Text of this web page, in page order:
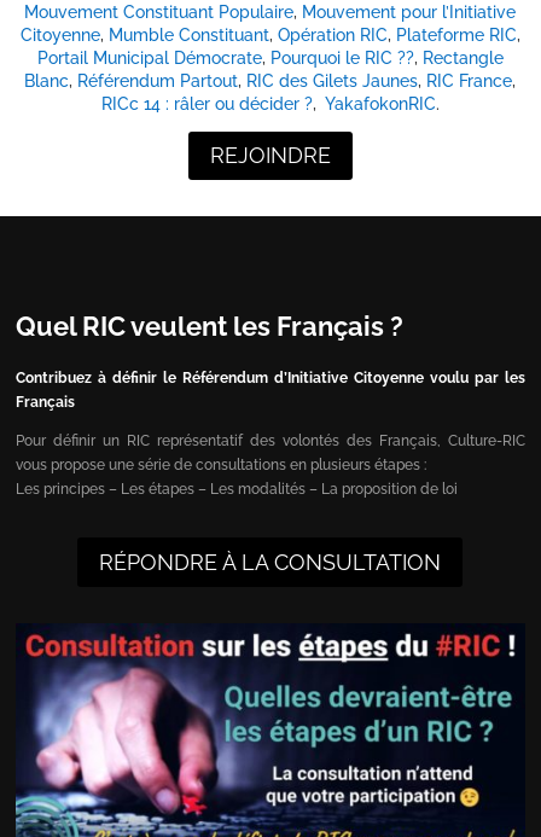
Mouvement Constituant Populaire, Mouvement pour l’Initiative
Citoyenne, Mumble Constituant, Opération RIC, Plateforme RIC,
Portail Municipal Démocrate, Pourquoi le RIC ??, Rectangle
Blanc, Référendum Partout, RIC des Gilets Jaunes, RIC France,
RICc 14 : râler ou décider ?, YakafokonRIC.
REJOINDRE
Quel RIC veulent les Français ?
Contribuez à définir le Référendum d’Initiative Citoyenne voulu par les
Français
Pour définir un RIC représentatif des volontés des Français, Culture-RIC
vous propose une série de consultations en plusieurs étapes :
Les principes – Les étapes – Les modalités – La proposition de loi
RÉPONDRE À LA CONSULTATION